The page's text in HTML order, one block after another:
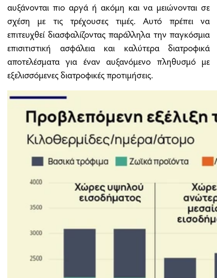
αυξάνονται πιο αργά ή ακόμη και να μειώνονται σε
σχέση με τις τρέχουσες τιμές. Αυτό πρέπει να
επιτευχθεί διασφαλίζοντας παράλληλα την παγκόσμια
επισιτιστική ασφάλεια και καλύτερα διατροφικά
αποτελέσματα για έναν αυξανόμενο πληθυσμό με
εξελισσόμενες διατροφικές προτιμήσεις.